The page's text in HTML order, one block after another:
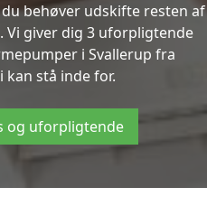
behøver udskifte resten af
giver dig 3 uforpligtende
i Svallerup fra
stå inde for.
og uforpligtende